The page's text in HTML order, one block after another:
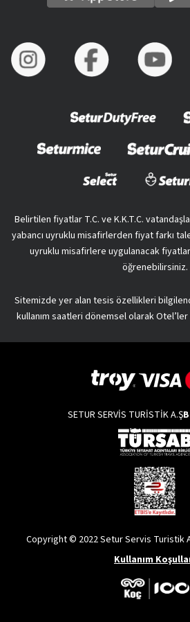
Belirtilen fiyatlar T.C. ve K.K.T.C.
yabancı uyruklu misafirlerden fiyat farkı
uyruklu misafirlere uygulanacak
öğrenebilirsiniz.
Sitemizde yer alan tesis özellikleri
kullanım saatleri dönemsel olarak
SETUR SERVİS TURİSTİK A.Ş
Copyright © 2022 Setur Servis Turistik
Kullanım